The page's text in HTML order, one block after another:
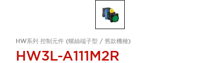
HW系列 控制元件 (螺絲端子型 / 舊款機種)
HW3L-A111M2R